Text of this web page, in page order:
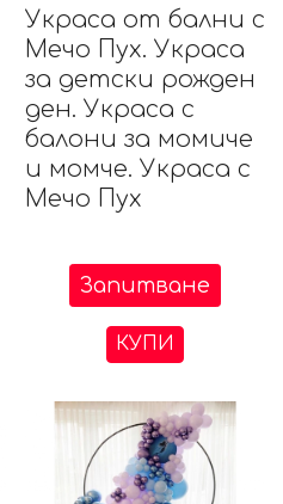
Украса от бални с
Мечо Пух. Украса
за детски рожден
ден. Украса с
балони за момиче
и момче. Украса с
Мечо Пух
Запитване
КУПИ